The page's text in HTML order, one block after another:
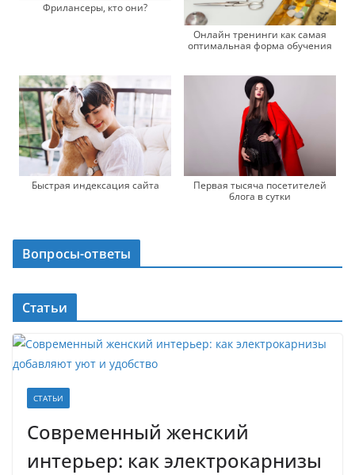
Фрилансеры, кто они?
Онлайн тренинги как самая
оптимальная форма обучения
Быстрая индексация сайта
Первая тысяча посетителей
блога в сутки
Вопросы-ответы
Статьи
СТАТЬИ
Современный женский
интерьер: как электрокарнизы